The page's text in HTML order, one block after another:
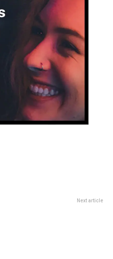
Next article